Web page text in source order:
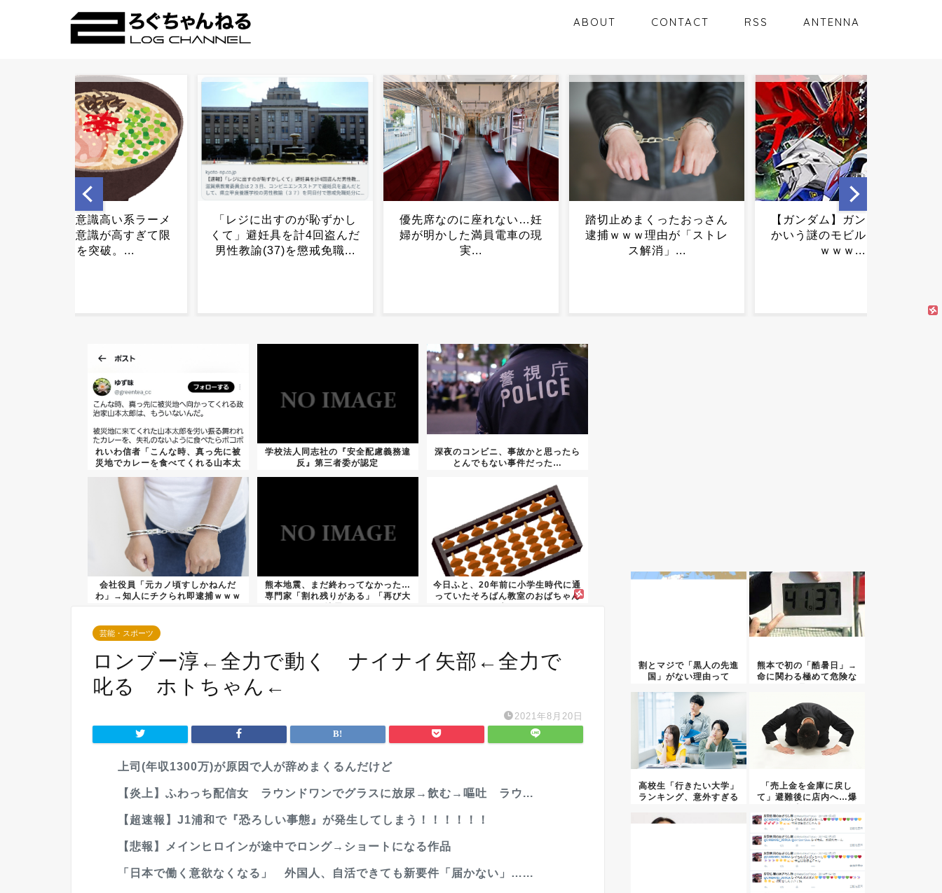
ABOUT CONTACT RSS ANTENNA
優先席なのに座れない…妊
婦が明かした満員電車の現
実...
踏切止めまくったおっさん
逮捕ｗｗｗ理由が「ストレ
ス解消」...
【ガンダム】ガンタンクと
かいう謎のモビルスーツｗ
ｗｗｗ...
売れっ子ゆうちゃみ、東京
で家探しした結果が想像以
上だった…...
「レジに出すのが恥ずかし
くて」避妊具を計4回盗んだ
男性教諭(37)を懲戒免職...
れいわ信者「こんな時、真っ先に被
災地でカレーを食べてくれる山本太
学校法人同志社の『安全配慮義務違
反』第三者委が認定
深夜のコンビニ、事故かと思ったら
とんでもない事件だった…
会社役員「元カノ頃すしかねんだ
わ」→知人にチクられ即逮捕ｗｗｗ
熊本地震、まだ終わってなかった…
専門家「割れ残りがある」「再び大
今日ふと、20年前に小学生時代に通
っていたそろばん教室のおばちゃん
芸能・スポーツ
ロンブー淳←全力で動く ナイナイ矢部←全力で
叱る ホトちゃん←
2021年8月20日
上司(年収1300万)が原因で人が辞めまくるんだけど
【炎上】ふわっち配信女 ラウンドワンでグラスに放尿→飲む→嘔吐 ラウ...
【超速報】J1浦和で『恐ろしい事態』が発生してしまう！！！！！！
【悲報】メインヒロインが途中でロング→ショートになる作品
「日本で働く意欲なくなる」 外国人、自活できても新要件「届かない」…...
割とマジで「黒人の先進
国」がない理由って
熊本で初の「酷暑日」→
命に関わる極めて危険な
高校生「行きたい大学」
ランキング、意外すぎる
「売上金を金庫に戻し
て」避難後に店内へ…爆